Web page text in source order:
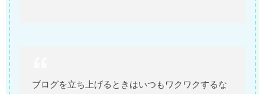
ブログを立ち上げるときはいつもワクワクするな